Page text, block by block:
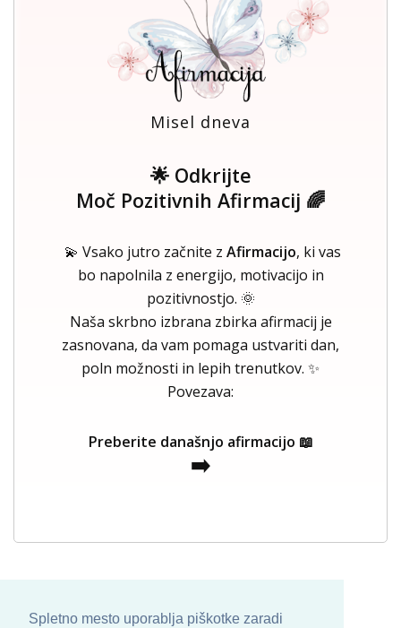
Spletno mesto uporablja piškotke zaradi
Misel dneva
🌟 Odkrijte
Moč Pozitivnih Afirmacij 🌈
💫 Vsako jutro začnite z Afirmacijo, ki vas
bo napolnila z energijo, motivacijo in
pozitivnostjo. 🌞
Naša skrbno izbrana zbirka afirmacij je
zasnovana, da vam pomaga ustvariti dan,
poln možnosti in lepih trenutkov. ✨
Povezava:
Preberite današnjo afirmacijo 📖
➡️